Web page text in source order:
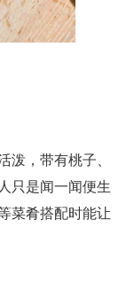
泼，带有桃子、
只是闻一闻便生
菜肴搭配时能让